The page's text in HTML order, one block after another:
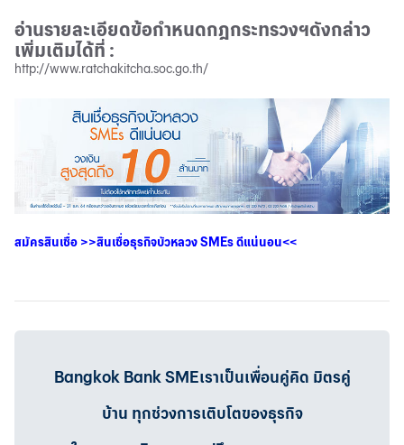
อ่านรายละเอียดข้อกำหนดกฎกระทรวงฯดังกล่าว
เพิ่มเติมได้ที่ :
http://www.ratchakitcha.soc.go.th/
สมัครสินเชื่อ >>สินเชื่อธุรกิจบัวหลวงSMEsดีแน่นอน<<
Bangkok Bank SMEเราเป็นเพื่อนคู่คิด มิตรคู่
บ้าน ทุกช่วงการเติบโตของธุรกิจ